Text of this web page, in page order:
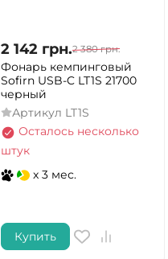
2 142 грн.2 380 грн.
Фонарь кемпинговый
Sofirn USB-C LT1S 21700
черный
Артикул LT1S
Осталось несколько
штук
x 3 мес.
Купить